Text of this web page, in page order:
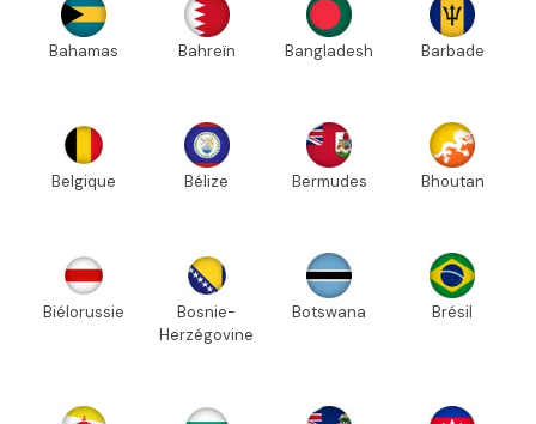
Bahamas Bahreïn Bangladesh Barbade
Belgique Bélize Bermudes Bhoutan
Biélorussie
Bosnie-
Herzégovine
Botswana Brésil